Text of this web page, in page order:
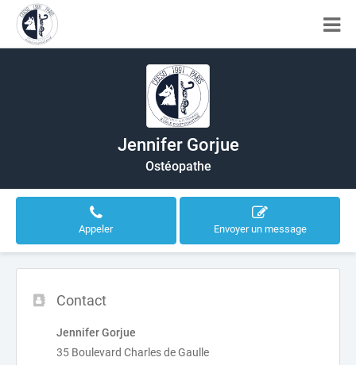
Jennifer Gorjue
Ostéopathe
Appeler Envoyer un message
Contact
Jennifer Gorjue
35 Boulevard Charles de Gaulle